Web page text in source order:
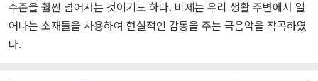
수준을 훨씬 넘어서는 것이기도 하다. 비제는 우리 생활 주변에서 일
어나는 소재들을 사용하여 현실적인 감동을 주는 극음악을 작곡하였
다.